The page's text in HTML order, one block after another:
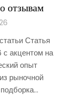
отзывам
Статья
акцентом на
опыт
рыночной